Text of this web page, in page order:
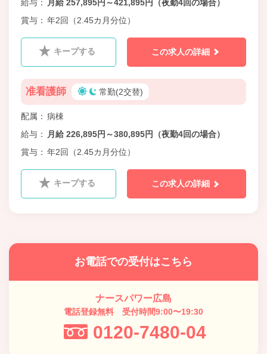
給与
月給 257,895円～421,895円（夜勤4回の場合）
賞与
年2回（2.45カ月分位）
キープする この求人の詳細
准看護師 常勤(2交替)
配属
病棟
給与
月給 226,895円～380,895円（夜勤4回の場合）
賞与
年2回（2.45カ月分位）
キープする この求人の詳細
お電話での受付はこちら
ナースパワー広島
電話登録無料 受付時間9:00〜19:30
0120-7480-04